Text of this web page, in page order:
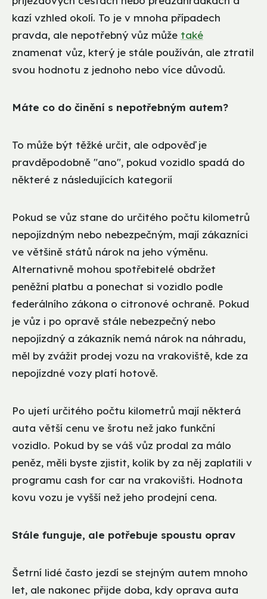
kazí vzhled okolí. To je v mnoha případech
pravda, ale nepotřebný vůz může také
znamenat vůz, který je stále používán, ale ztratil
svou hodnotu z jednoho nebo více důvodů.
Máte co do činění s nepotřebným autem?
To může být těžké určit, ale odpověď je
pravděpodobně "ano", pokud vozidlo spadá do
některé z následujících kategorií
Pokud se vůz stane do určitého počtu kilometrů
nepojízdným nebo nebezpečným, mají zákazníci
ve většině států nárok na jeho výměnu.
Alternativně mohou spotřebitelé obdržet
peněžní platbu a ponechat si vozidlo podle
federálního zákona o citronové ochraně. Pokud
je vůz i po opravě stále nebezpečný nebo
nepojízdný a zákazník nemá nárok na náhradu,
měl by zvážit prodej vozu na vrakoviště, kde za
nepojízdné vozy platí hotově.
Po ujetí určitého počtu kilometrů mají některá
auta větší cenu ve šrotu než jako funkční
vozidlo. Pokud by se váš vůz prodal za málo
peněz, měli byste zjistit, kolik by za něj zaplatili v
programu cash for car na vrakovišti. Hodnota
kovu vozu je vyšší než jeho prodejní cena.
Stále funguje, ale potřebuje spoustu oprav
Šetrní lidé často jezdí se stejným autem mnoho
let, ale nakonec přijde doba, kdy oprava auta